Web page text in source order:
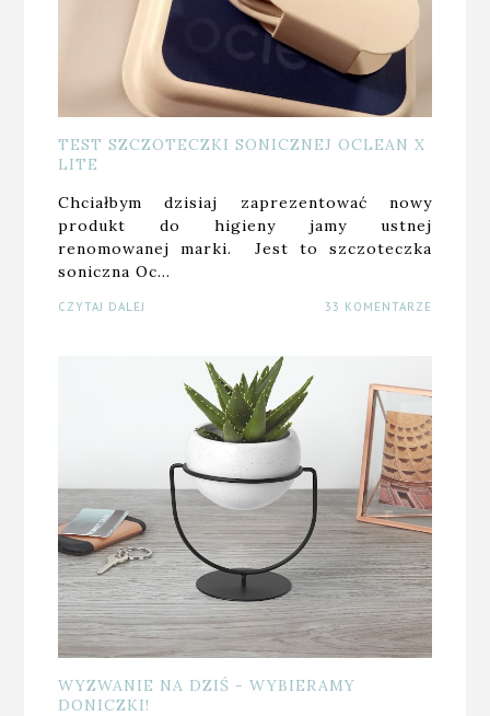
TEST SZCZOTECZKI SONICZNEJ OCLEAN X
LITE
Chciałbym dzisiaj zaprezentować nowy
produkt do higieny jamy ustnej
renomowanej marki. Jest to szczoteczka
soniczna Oc…
CZYTAJ DALEJ 33 KOMENTARZE
WYZWANIE NA DZIŚ - WYBIERAMY
DONICZKI!